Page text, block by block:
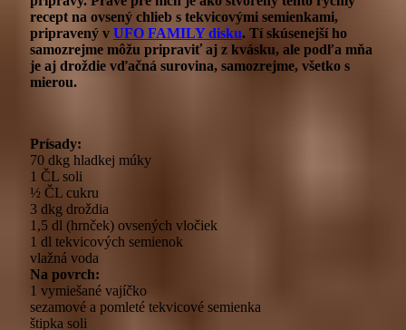
recept na ovsený chlieb s tekvicovými semienkami,
pripravený v UFO FAMILY disku. Tí skúsenejší ho
samozrejme môžu pripraviť aj z kvásku, ale podľa mňa
je aj droždie vďačná surovina, samozrejme, všetko s
mierou.
Prísady:
70 dkg hladkej múky
1 ČL soli
½ ČL cukru
3 dkg droždia
1,5 dl (hrnček) ovsených vločiek
1 dl tekvicových semienok
vlažná voda
Na povrch:
1 vymiešané vajíčko
sezamové a pomleté tekvicové semienka
štipka soli